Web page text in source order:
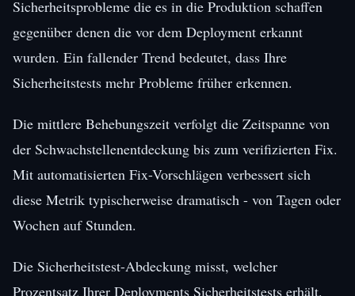
Sicherheitsprobleme die es in die Produktion schaffen
gegenüber denen die vor dem Deployment erkannt
wurden. Ein fallender Trend bedeutet, dass Ihre
Sicherheitstests mehr Probleme früher erkennen.
Die mittlere Behebungszeit verfolgt die Zeitspanne von
der Schwachstellenentdeckung bis zum verifizierten Fix.
Mit automatisierten Fix-Vorschlägen verbessert sich
diese Metrik typischerweise dramatisch - von Tagen oder
Wochen auf Stunden.
Die Sicherheitstest-Abdeckung misst, welcher
Prozentsatz Ihrer Deployments Sicherheitstests erhält.